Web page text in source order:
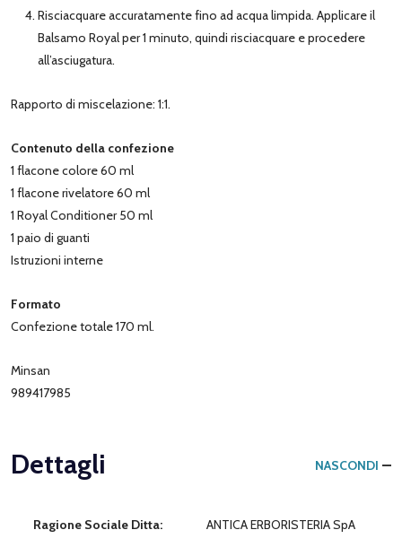
Risciacquare accuratamente fino ad acqua limpida. Applicare il
Balsamo Royal per 1 minuto, quindi risciacquare e procedere
all’asciugatura.
Rapporto di miscelazione: 1:1.
Contenuto della confezione
1 flacone colore 60 ml
1 flacone rivelatore 60 ml
1 Royal Conditioner 50 ml
1 paio di guanti
Istruzioni interne
Formato
Confezione totale 170 ml.
Minsan
989417985
Dettagli NASCONDI
Ragione Sociale Ditta: ANTICA ERBORISTERIA SpA